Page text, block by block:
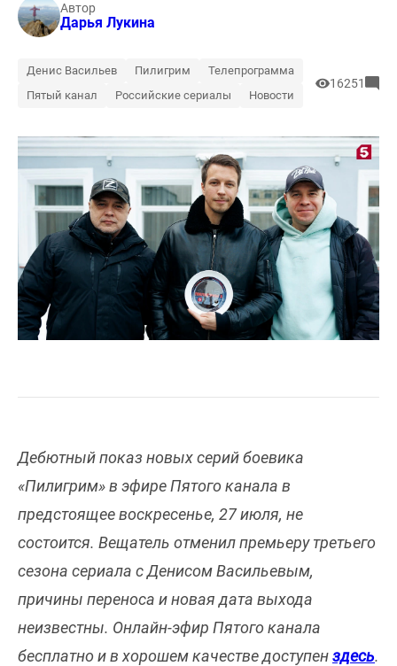
Автор
Дарья Лукина
Денис Васильев Пилигрим
Телепрограмма
Пятый канал
Российские сериалы Новости
16251
Дебютный показ новых серий боевика
«Пилигрим» в эфире Пятого канала в
предстоящее воскресенье, 27 июля, не
состоится. Вещатель отменил премьеру третьего
сезона сериала с Денисом Васильевым,
причины переноса и новая дата выхода
неизвестны. Онлайн-эфир Пятого канала
бесплатно и в хорошем качестве доступенздесь.